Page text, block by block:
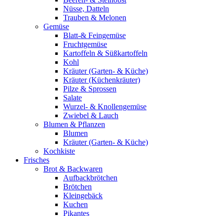
Nüsse, Datteln
Trauben & Melonen
Gemüse
Blatt-& Feingemüse
Fruchtgemüse
Kartoffeln & Süßkartoffeln
Kohl
Kräuter (Garten- & Küche)
Kräuter (Küchenkräuter)
Pilze & Sprossen
Salate
Wurzel- & Knollengemüse
Zwiebel & Lauch
Blumen & Pflanzen
Blumen
Kräuter (Garten- & Küche)
Kochkiste
Frisches
Brot & Backwaren
Aufbackbrötchen
Brötchen
Kleingebäck
Kuchen
Pikantes